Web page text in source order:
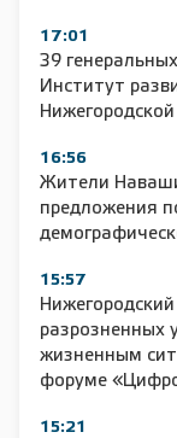
17:01
39
Институт
16:56
Жители
предложения
15:57
разрозненных
жизненным
форуме
15:21